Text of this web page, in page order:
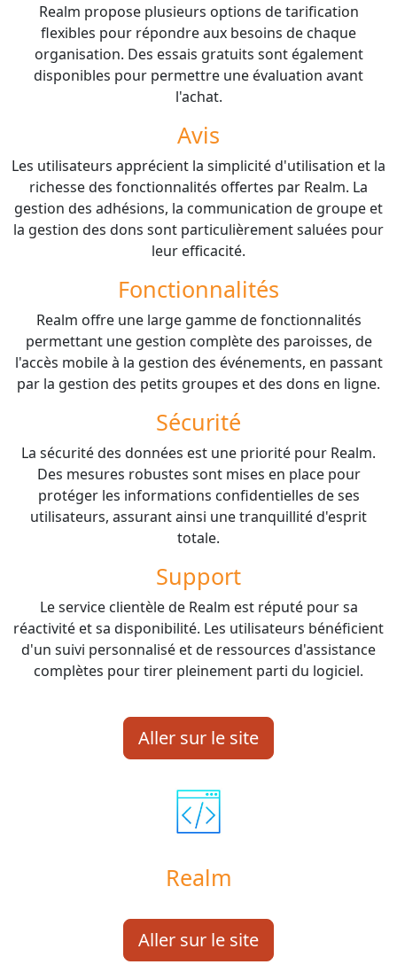
Realm propose plusieurs options de tarification
flexibles pour répondre aux besoins de chaque
organisation. Des essais gratuits sont également
disponibles pour permettre une évaluation avant
l'achat.
Avis
Les utilisateurs apprécient la simplicité d'utilisation et la
richesse des fonctionnalités offertes par Realm. La
gestion des adhésions, la communication de groupe et
la gestion des dons sont particulièrement saluées pour
leur efficacité.
Fonctionnalités
Realm offre une large gamme de fonctionnalités
permettant une gestion complète des paroisses, de
l'accès mobile à la gestion des événements, en passant
par la gestion des petits groupes et des dons en ligne.
Sécurité
La sécurité des données est une priorité pour Realm.
Des mesures robustes sont mises en place pour
protéger les informations confidentielles de ses
utilisateurs, assurant ainsi une tranquillité d'esprit
totale.
Support
Le service clientèle de Realm est réputé pour sa
réactivité et sa disponibilité. Les utilisateurs bénéficient
d'un suivi personnalisé et de ressources d'assistance
complètes pour tirer pleinement parti du logiciel.
Aller sur le site
Realm
Aller sur le site